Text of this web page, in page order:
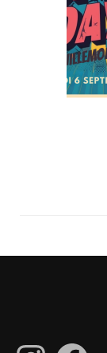
InstagramFacebook